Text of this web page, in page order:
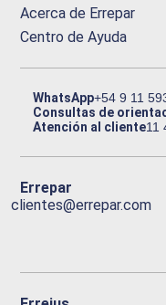
Acerca de Errepar
Centro de Ayuda
WhatsApp+54 9 11
Consultas de
Atención al cliente11
Errepar
clientes@errepar.com